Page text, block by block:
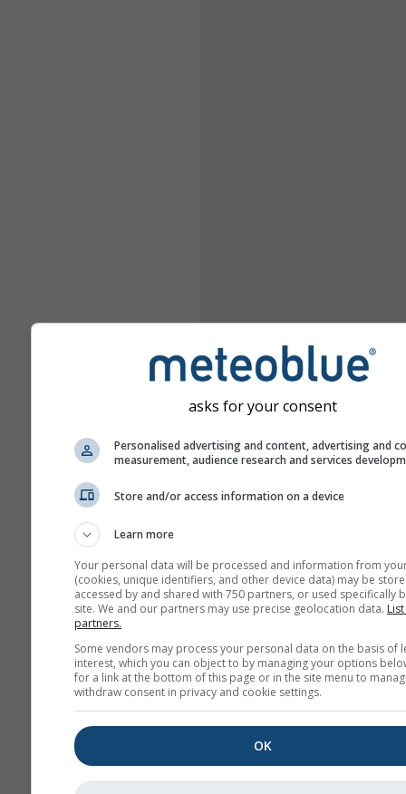
asks for your consent
Personalised advertising and content, advertising and
measurement, audience research and services
Store and/or access information on a device
Learn more
Your personal data will be processed and information from
(cookies, unique identifiers, and other device data) may be
accessed by and shared with 750 partners, or used specifically
site. We and our partners may use precise geolocation data.
partners.
Some vendors may process your personal data on the basis of
interest, which you can object to by managing your options
for a link at the bottom of this page or in the site menu to
withdraw consent in privacy and cookie settings.
OK